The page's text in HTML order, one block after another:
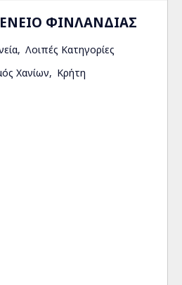
ΦΙΝΛΑΝΔΙΑΣ
Λοιπές Κατηγορίες
Χανίων Κρήτη